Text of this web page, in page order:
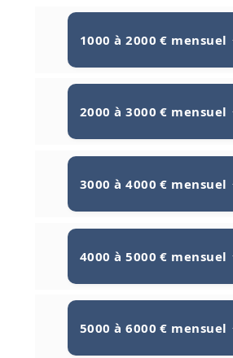
1000 à 2000 € mensuel
2000 à 3000 € mensuel
3000 à 4000 € mensuel
4000 à 5000 € mensuel
5000 à 6000 € mensuel